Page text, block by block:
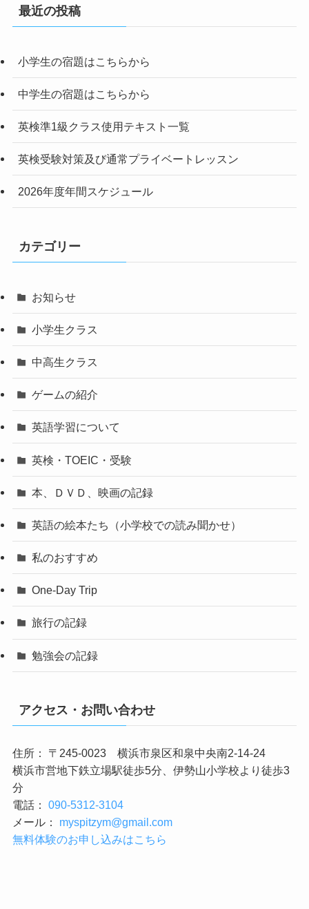
最近の投稿
小学生の宿題はこちらから
中学生の宿題はこちらから
英検準1級クラス使用テキスト一覧
英検受験対策及び通常プライベートレッスン
2026年度年間スケジュール
カテゴリー
お知らせ
小学生クラス
中高生クラス
ゲームの紹介
英語学習について
英検・TOEIC・受験
本、ＤＶＤ、映画の記録
英語の絵本たち（小学校での読み聞かせ）
私のおすすめ
One-Day Trip
旅行の記録
勉強会の記録
アクセス・お問い合わせ
住所： 〒245-0023 横浜市泉区和泉中央南2-14-24
横浜市営地下鉄立場駅徒歩5分、伊勢山小学校より徒歩3
分
電話： 090-5312-3104
メール： myspitzym@gmail.com
無料体験のお申し込みはこちら